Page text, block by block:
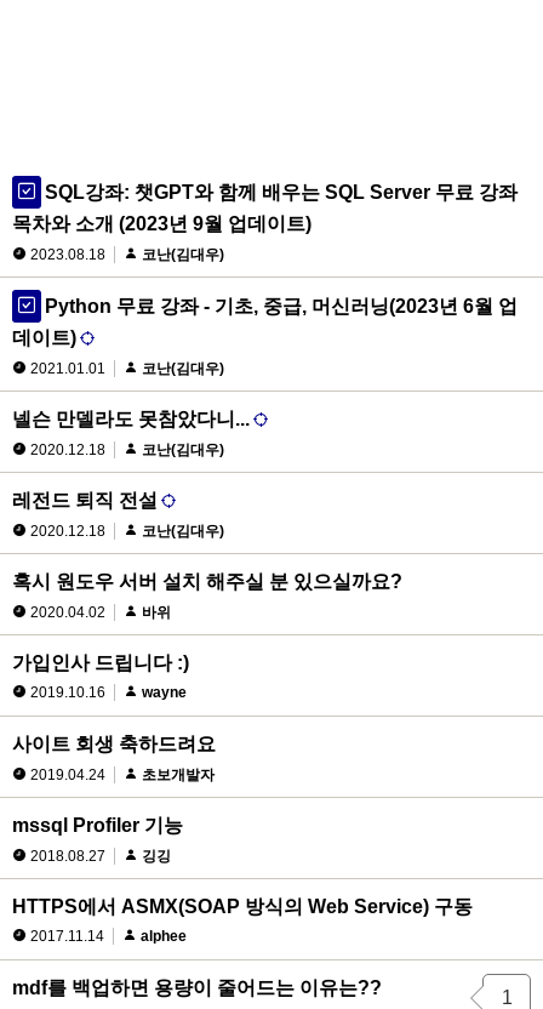
SQL강좌: 챗GPT와 함께 배우는 SQL Server 무료 강좌
목차와 소개 (2023년 9월 업데이트)
2023.08.18 코난(김대우)
Python 무료 강좌 - 기초, 중급, 머신러닝(2023년 6월 업
데이트)
2021.01.01 코난(김대우)
넬슨 만델라도 못참았다니...
2020.12.18 코난(김대우)
레전드 퇴직 전설
2020.12.18 코난(김대우)
혹시 원도우 서버 설치 해주실 분 있으실까요?
2020.04.02 바위
가입인사 드립니다 :)
2019.10.16 wayne
사이트 회생 축하드려요
2019.04.24 초보개발자
mssql Profiler 기능
2018.08.27 깅깅
HTTPS에서 ASMX(SOAP 방식의 Web Service) 구동
2017.11.14 alphee
mdf를 백업하면 용량이 줄어드는 이유는?? 1